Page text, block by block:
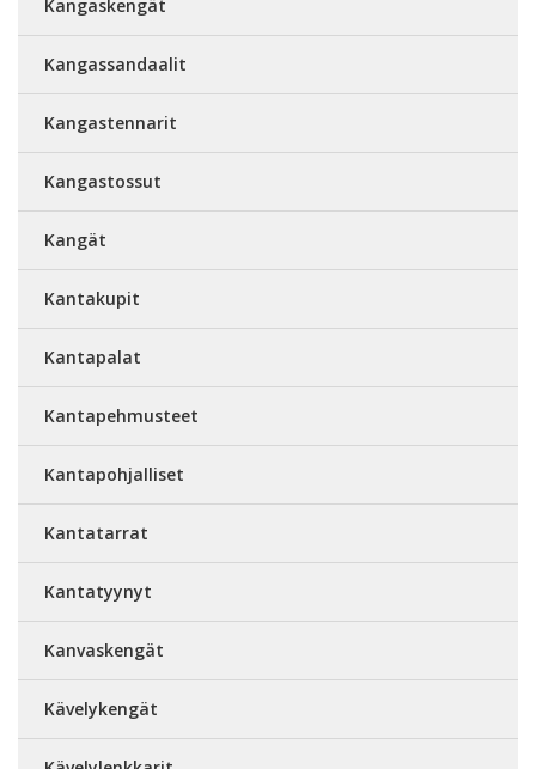
Kangaskengät
Kangassandaalit
Kangastennarit
Kangastossut
Kangät
Kantakupit
Kantapalat
Kantapehmusteet
Kantapohjalliset
Kantatarrat
Kantatyynyt
Kanvaskengät
Kävelykengät